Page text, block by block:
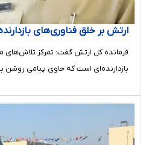
ارتش بر خلق فناوری‌های
فرمانده کل ارتش گفت: تمرکز تلاش‌های
بازدارنده‌ای است که حاوی پیامی روشن